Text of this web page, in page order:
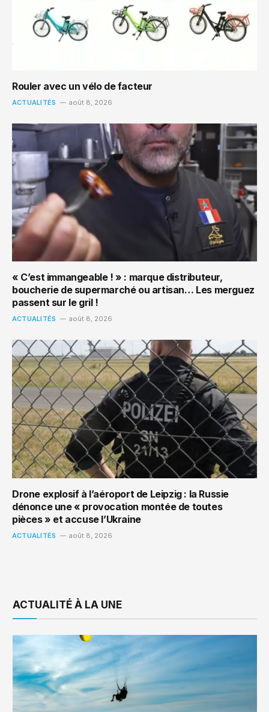
Rouler avec un vélo de facteur
ACTUALITÉS août 8, 2026
« C’est immangeable ! » : marque distributeur,
boucherie de supermarché ou artisan… Les merguez
passent sur le gril !
ACTUALITÉS août 8, 2026
Drone explosif à l’aéroport de Leipzig : la Russie
dénonce une « provocation montée de toutes
pièces » et accuse l’Ukraine
ACTUALITÉS août 8, 2026
ACTUALITÉ À LA UNE